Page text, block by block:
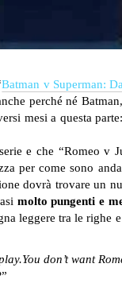
Batman v Superman:
perché né
mesi a questa
e che “Romeo
per come sono
dovrà trovare un
molto pungenti e
leggere tra le
don’t want
”